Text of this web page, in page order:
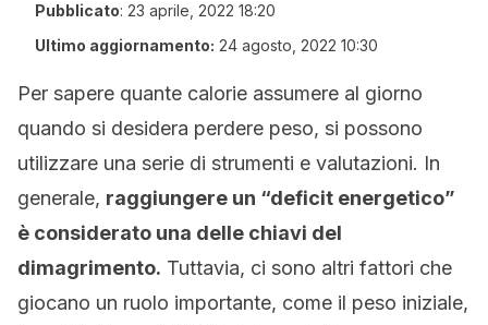
Pubblicato: 23 aprile, 2022 18:20
Ultimo aggiornamento: 24 agosto, 2022 10:30
Per sapere quante calorie assumere al giorno
quando si desidera perdere peso, si possono
utilizzare una serie di strumenti e valutazioni. In
generale, raggiungere un “deficit energetico”
è considerato una delle chiavi del
dimagrimento. Tuttavia, ci sono altri fattori che
giocano un ruolo importante, come il peso iniziale,